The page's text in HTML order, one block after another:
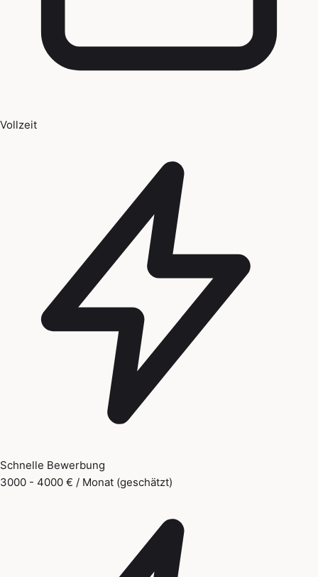
Vollzeit
Schnelle Bewerbung
3000 - 4000 € / Monat (geschätzt)